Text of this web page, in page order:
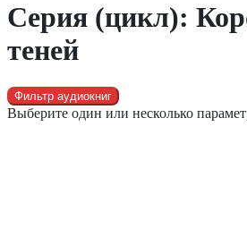
Серия (цикл):
теней
Фильтр аудиокниг
Выберите один или несколько